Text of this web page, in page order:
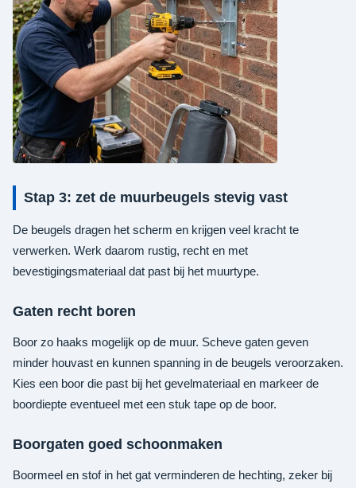
Stap 3: zet de muurbeugels stevig vast
De beugels dragen het scherm en krijgen veel kracht te
verwerken. Werk daarom rustig, recht en met
bevestigingsmateriaal dat past bij het muurtype.
Gaten recht boren
Boor zo haaks mogelijk op de muur. Scheve gaten geven
minder houvast en kunnen spanning in de beugels veroorzaken.
Kies een boor die past bij het gevelmateriaal en markeer de
boordiepte eventueel met een stuk tape op de boor.
Boorgaten goed schoonmaken
Boormeel en stof in het gat verminderen de hechting, zeker bij